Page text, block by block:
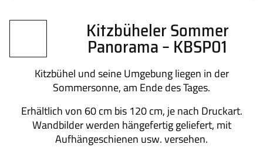
Newsletter
Gütesiegel
Über uns
Kitzbüheler Sommer
Panorama – KBSP01
Kitzbühel und seine Umgebung liegen in der
Sommersonne, am Ende des Tages.
Erhältlich von 60 cm bis 120 cm, je nach Druckart.
Wandbilder werden hängefertig geliefert, mit
Aufhängeschienen usw. versehen.